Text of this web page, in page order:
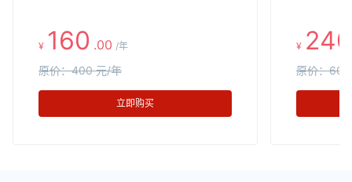
¥ 160 .00 /年
原价：400 元/年
立即购买
¥ 240
原价：